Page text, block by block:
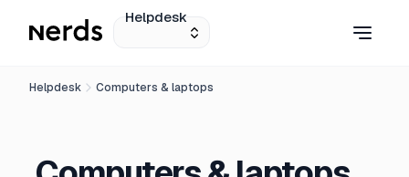
Helpdesk
Helpdesk Computers & laptops